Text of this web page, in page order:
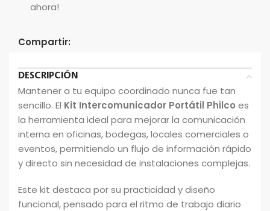
ahora!
Compartir:
DESCRIPCIÓN
Mantener a tu equipo coordinado nunca fue tan
sencillo. El Kit Intercomunicador Portátil Philco es
la herramienta ideal para mejorar la comunicación
interna en oficinas, bodegas, locales comerciales o
eventos, permitiendo un flujo de información rápido
y directo sin necesidad de instalaciones complejas.
Este kit destaca por su practicidad y diseño
funcional, pensado para el ritmo de trabajo diario